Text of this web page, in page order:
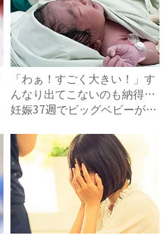
「わぁ！すごく大きい！」す
んなり出てこないのも納得…
妊娠37週でビッグベビーが